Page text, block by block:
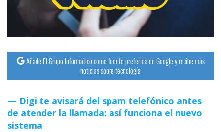
Añade El Grupo Informático como fuente preferida en Google y recibe más
noticias sobre tecnología
Digi te avisará del spam telefónico antes
de atender la llamada: así funciona el nuevo
sistema